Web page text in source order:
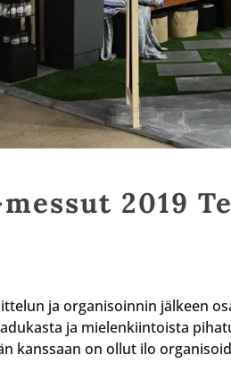
2019
ja organisoinnin jälkeen
ja mielenkiintoista
kanssaan on ollut ilo